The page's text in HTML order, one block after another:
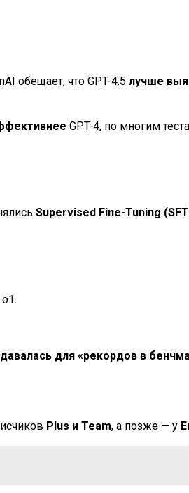
обещает, что GPT-4.5 лучше
GPT-4, по многим
Supervised Fine-Tuning
для «рекордов в
Plus и Team, а позже — у